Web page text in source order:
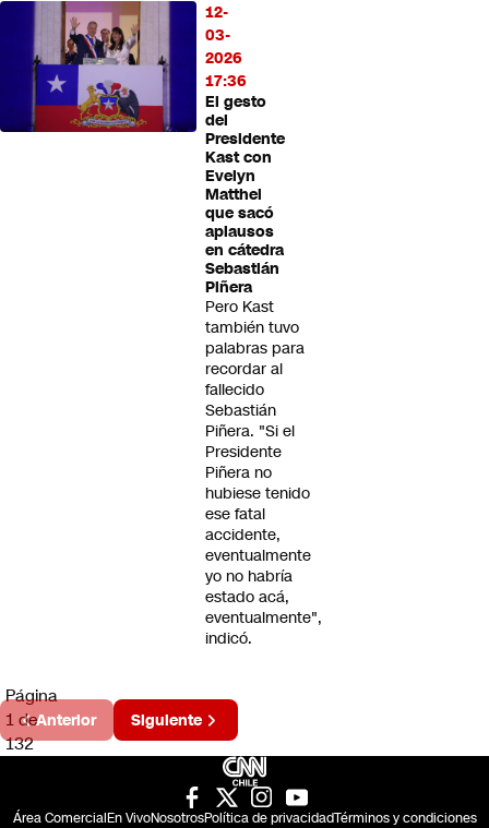
12-
03-
2026
17:36
El gesto
del
Presidente
Kast con
Evelyn
Matthei
que sacó
aplausos
en cátedra
Sebastián
Piñera
Pero Kast
también tuvo
palabras para
recordar al
fallecido
Sebastián
Piñera. "Si el
Presidente
Piñera no
hubiese tenido
ese fatal
accidente,
eventualmente
yo no habría
estado acá,
eventualmente",
indicó.
Página
1 de
132
Anterior Siguiente
Área ComercialEn VivoNosotrosPolítica de privacidadTérminos y condiciones